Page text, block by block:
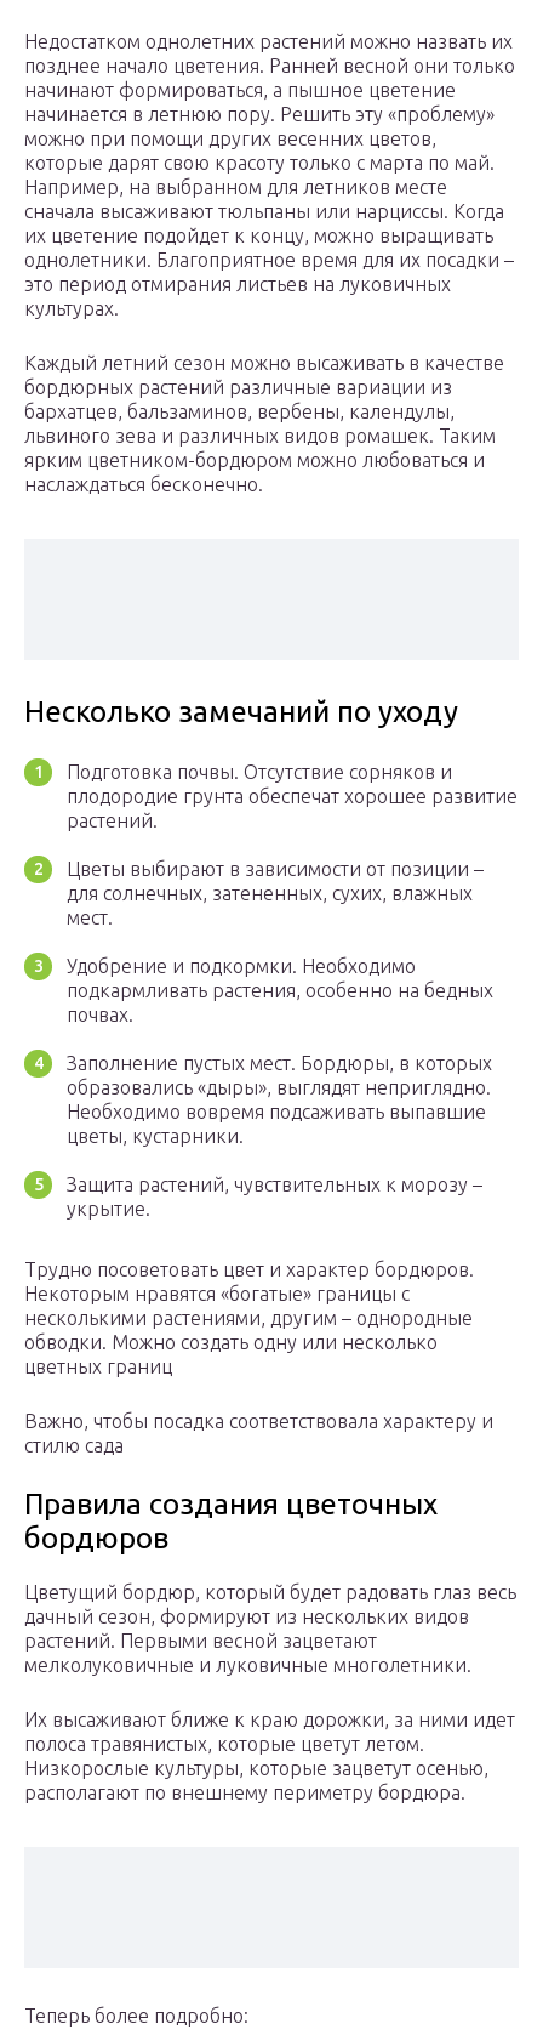
Недостатком однолетних растений можно назвать их
позднее начало цветения. Ранней весной они только
начинают формироваться, а пышное цветение
начинается в летнюю пору. Решить эту «проблему»
можно при помощи других весенних цветов,
которые дарят свою красоту только с марта по май.
Например, на выбранном для летников месте
сначала высаживают тюльпаны или нарциссы. Когда
их цветение подойдет к концу, можно выращивать
однолетники. Благоприятное время для их посадки –
это период отмирания листьев на луковичных
культурах.
Каждый летний сезон можно высаживать в качестве
бордюрных растений различные вариации из
бархатцев, бальзаминов, вербены, календулы,
львиного зева и различных видов ромашек. Таким
ярким цветником-бордюром можно любоваться и
наслаждаться бесконечно.
Несколько замечаний по уходу
Подготовка почвы. Отсутствие сорняков и
плодородие грунта обеспечат хорошее развитие
растений.
Цветы выбирают в зависимости от позиции –
для солнечных, затененных, сухих, влажных
мест.
Удобрение и подкормки. Необходимо
подкармливать растения, особенно на бедных
почвах.
Заполнение пустых мест. Бордюры, в которых
образовались «дыры», выглядят неприглядно.
Необходимо вовремя подсаживать выпавшие
цветы, кустарники.
Защита растений, чувствительных к морозу –
укрытие.
Трудно посоветовать цвет и характер бордюров.
Некоторым нравятся «богатые» границы с
несколькими растениями, другим – однородные
обводки. Можно создать одну или несколько
цветных границ
Важно, чтобы посадка соответствовала характеру и
стилю сада
Правила создания цветочных
бордюров
Цветущий бордюр, который будет радовать глаз весь
дачный сезон, формируют из нескольких видов
растений. Первыми весной зацветают
мелколуковичные и луковичные многолетники.
Их высаживают ближе к краю дорожки, за ними идет
полоса травянистых, которые цветут летом.
Низкорослые культуры, которые зацветут осенью,
располагают по внешнему периметру бордюра.
Теперь более подробно: